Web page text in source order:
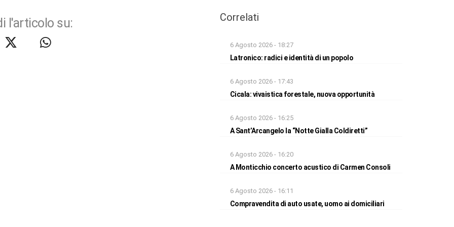
l'articolo su: Correlati
6 Agosto 2026 - 18:27
Latronico: radici e identità di un popolo
6 Agosto 2026 - 17:43
Cicala: vivaistica forestale, nuova opportunità
6 Agosto 2026 - 16:25
A Sant’Arcangelo la “Notte Gialla Coldiretti”
6 Agosto 2026 - 16:20
A Monticchio concerto acustico di Carmen Consoli
6 Agosto 2026 - 16:11
Compravendita di auto usate, uomo ai domiciliari